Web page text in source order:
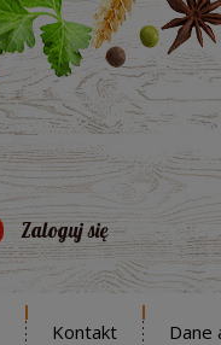
Zaloguj się
Kontakt Dane